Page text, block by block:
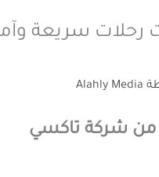
رحلات سريعة
Alahly Media
من شركة تاكسي